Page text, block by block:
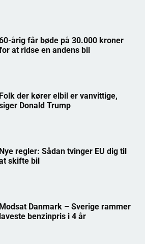
årig får bøde på 30.000 kroner
at ridse en andens bil
Folk der kører elbil er vanvittige,
Donald Trump
Nye regler: Sådan tvinger EU dig til
skifte bil
Modsat Danmark – Sverige rammer
laveste benzinpris i 4 år